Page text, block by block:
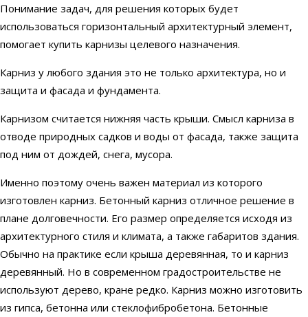
Понимание задач, для решения которых будет
использоваться горизонтальный архитектурный элемент,
помогает купить карнизы целевого назначения.
Карниз у любого здания это не только архитектура, но и
защита и фасада и фундамента.
Карнизом считается нижняя часть крыши. Смысл карниза в
отводе природных садков и воды от фасада, также защита
под ним от дождей, снега, мусора.
Именно поэтому очень важен материал из которого
изготовлен карниз. Бетонный карниз отличное решение в
плане долговечности. Его размер определяется исходя из
архитектурного стиля и климата, а также габаритов здания.
Обычно на практике если крыша деревянная, то и карниз
деревянный. Но в современном градостроительстве не
используют дерево, кране редко. Карниз можно изготовить
из гипса, бетонна или стеклофибробетона. Бетонные